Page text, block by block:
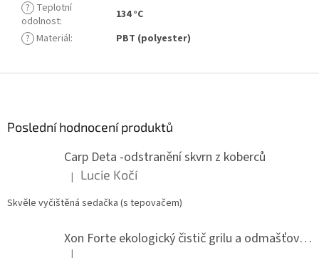
? Teplotní
odolnost:
134 °C
? Materiál: PBT (polyester)
Poslední hodnocení produktů
Carp Deta -odstranění skvrn z koberců
Hodnocení produktu je 5 z 5 hvězdiček.
| Lucie Kočí
Skvěle vyčištěná sedačka (s tepovačem)
Xon Forte ekologický čistič grilu a odmašťovač do kuchyně
|